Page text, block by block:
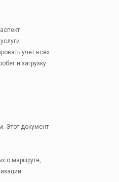
учет всех
и загрузку
Этот документ
о маршруте,